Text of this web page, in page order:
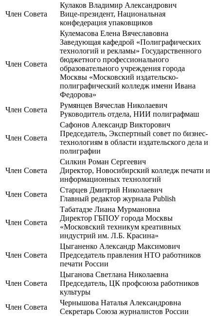
Член Совета
Кулаков Владимир Александрович
Вице-президент, Национальная
конфедерация упаковщиков
Член Совета
Кулемасова Елена Вячеславовна
Заведующая кафедрой «Полиграфических
технологий и рекламы» Государственного
бюджетного профессионального
образовательного учреждения города
Москвы «Московский издательско-
полиграфический колледж имени Ивана
Федорова»
Член Совета
Румянцев Вячеслав Николаевич
Руководитель отдела, НИИ полиграфмаш
Член Совета
Сафонов Александр Викторович
Председатель, Экспертный совет по бизнес-
технологиям в области издательского дела и
полиграфии
Член Совета
Силкин Роман Сергеевич
Директор, Новосибирский колледж печати и
информационных технологий
Член Совета
Старцев Дмитрий Николаевич
Главный редактор журнала Publish
Член Совета
Табатадзе Лиана Мурмановна
Директор ГБПОУ города Москвы
«Московский техникум креативных
индустрий им. Л.Б. Красина»
Член Совета
Цыганенко Александр Максимович
Председатель правления НТО работников
печати России
Член Совета
Цыганова Светлана Николаевна
Председатель, ЦК профсоюза работников
культуры
Член Совета
Чернышова Наталья Александровна
Секретарь Союза журналистов России